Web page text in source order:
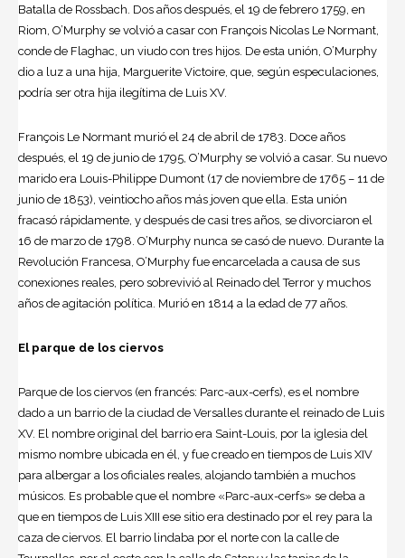
Batalla de Rossbach. Dos años después, el 19 de febrero 1759, en
Riom, O’Murphy se volvió a casar con François Nicolas Le Normant,
conde de Flaghac, un viudo con tres hijos. De esta unión, O’Murphy
dio a luz a una hija, Marguerite Victoire, que, según especulaciones,
podría ser otra hija ilegítima de Luis XV.
François Le Normant murió el 24 de abril de 1783. Doce años
después, el 19 de junio de 1795, O’Murphy se volvió a casar. Su nuevo
marido era Louis-Philippe Dumont (17 de noviembre de 1765 – 11 de
junio de 1853), veintiocho años más joven que ella. Esta unión
fracasó rápidamente, y después de casi tres años, se divorciaron el
16 de marzo de 1798. O’Murphy nunca se casó de nuevo. Durante la
Revolución Francesa, O’Murphy fue encarcelada a causa de sus
conexiones reales, pero sobrevivió al Reinado del Terror y muchos
años de agitación política. Murió en 1814 a la edad de 77 años.
El parque de los ciervos
Parque de los ciervos (en francés: Parc-aux-cerfs), es el nombre
dado a un barrio de la ciudad de Versalles durante el reinado de Luis
XV. El nombre original del barrio era Saint-Louis, por la iglesia del
mismo nombre ubicada en él, y fue creado en tiempos de Luis XIV
para albergar a los oficiales reales, alojando también a muchos
músicos. Es probable que el nombre «Parc-aux-cerfs» se deba a
que en tiempos de Luis XIII ese sitio era destinado por el rey para la
caza de ciervos. El barrio lindaba por el norte con la calle de